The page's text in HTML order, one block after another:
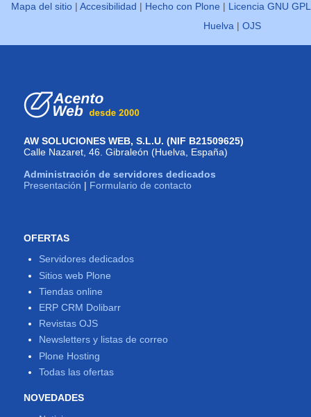
Mapa del sitio |Accesibilidad | Hecho con Plone | Licencia GNU GPL
Huelva |OJS
AW SOLUCIONES WEB, S.L.U. (NIF B21509625)
Calle Nazaret, 46. Gibraleón (Huelva, España)
Administración de servidores dedicados
Presentación | Formulario de contacto
OFERTAS
Servidores dedicados
Sitios web Plone
Tiendas online
ERP CRM Dolibarr
Revistas OJS
Newsletters y listas de correo
Plone Hosting
Todas las ofertas
NOVEDADES